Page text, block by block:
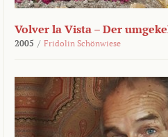
Volver la Vista – Der
2005 / Fridolin Schönwiese